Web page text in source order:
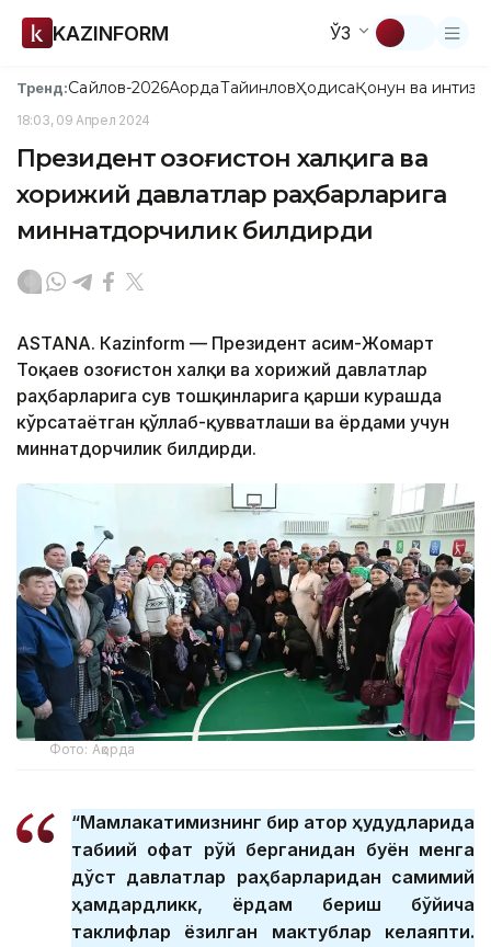
KAZINFORM ЎЗ
Тренд:Сайлов-2026АқордаТайинловҲодисаҚонун ва
18:03, 09 Апрел 2024
Президент Қозоғистон халқига ва
хорижий давлатлар раҳбарларига
миннатдорчилик билдирди
ASTANА. Кazinform — Президент Қасим-Жомарт
Тоқаев Қозоғистон халқи ва хорижий давлатлар
раҳбарларига сув тошқинларига қарши курашда
кўрсатаётган қўллаб-қувватлаши ва ёрдами учун
миннатдорчилик билдирди.
Фото: Ақорда
“Мамлакатимизнинг бир қатор ҳудудларида
табиий офат рўй берганидан буён менга
дўст давлатлар раҳбарларидан самимий
ҳамдардликк, ёрдам бериш бўйича
таклифлар ёзилган мактублар келаяпти.